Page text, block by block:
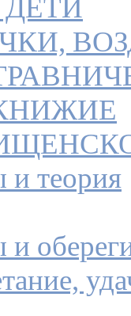
и теория